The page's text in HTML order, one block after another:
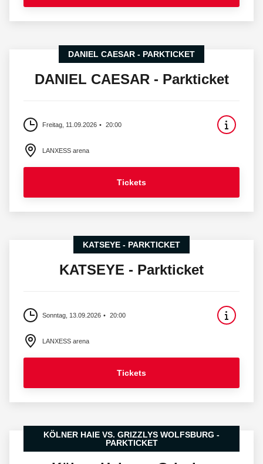
DANIEL CAESAR - PARKTICKET
DANIEL CAESAR - Parkticket
Freitag, 11.09.2026 20:00
LANXESS arena
Tickets
KATSEYE - PARKTICKET
KATSEYE - Parkticket
Sonntag, 13.09.2026 20:00
LANXESS arena
Tickets
KÖLNER HAIE VS. GRIZZLYS WOLFSBURG -
PARKTICKET